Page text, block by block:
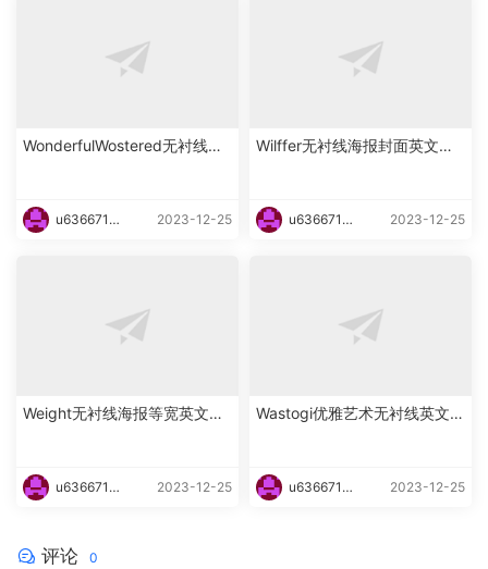
WonderfulWostered无衬线海
u6366719
2023-12-25
Wilffer无衬线海报封面英文字
u6366719
2023-12-25
Weight无衬线海报等宽英文字
u6366719
2023-12-25
Wastogi优雅艺术无衬线英文字
u6366719
2023-12-25
评论 0